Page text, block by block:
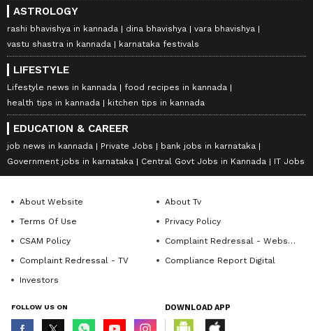
ASTROLOGY
rashi bhavishya in kannada dina bhavishya
vara bhavishya
vastu shastra in kannada
karnataka festivals
LIFESTYLE
Lifestyle news in kannada
food recipes in kannada
health tips in kannada
kitchen tips in kannada
EDUCATION & CAREER
job news in kannada Private Jobs
bank jobs in karnataka
Government jobs in karnataka
Central Govt Jobs in Kannada IT Jobs
About Website
About Tv
Terms Of Use
Privacy Policy
CSAM Policy
Complaint Redressal - Website
Complaint Redressal - TV
Compliance Report Digital
Investors
FOLLOW US ON DOWNLOAD APP